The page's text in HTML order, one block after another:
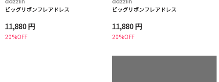
dazzlin
ビッグリボンフレアドレス
11,880 円
20%OFF
dazzlin
ビッグリボンフレアドレス
11,880 円
20%OFF